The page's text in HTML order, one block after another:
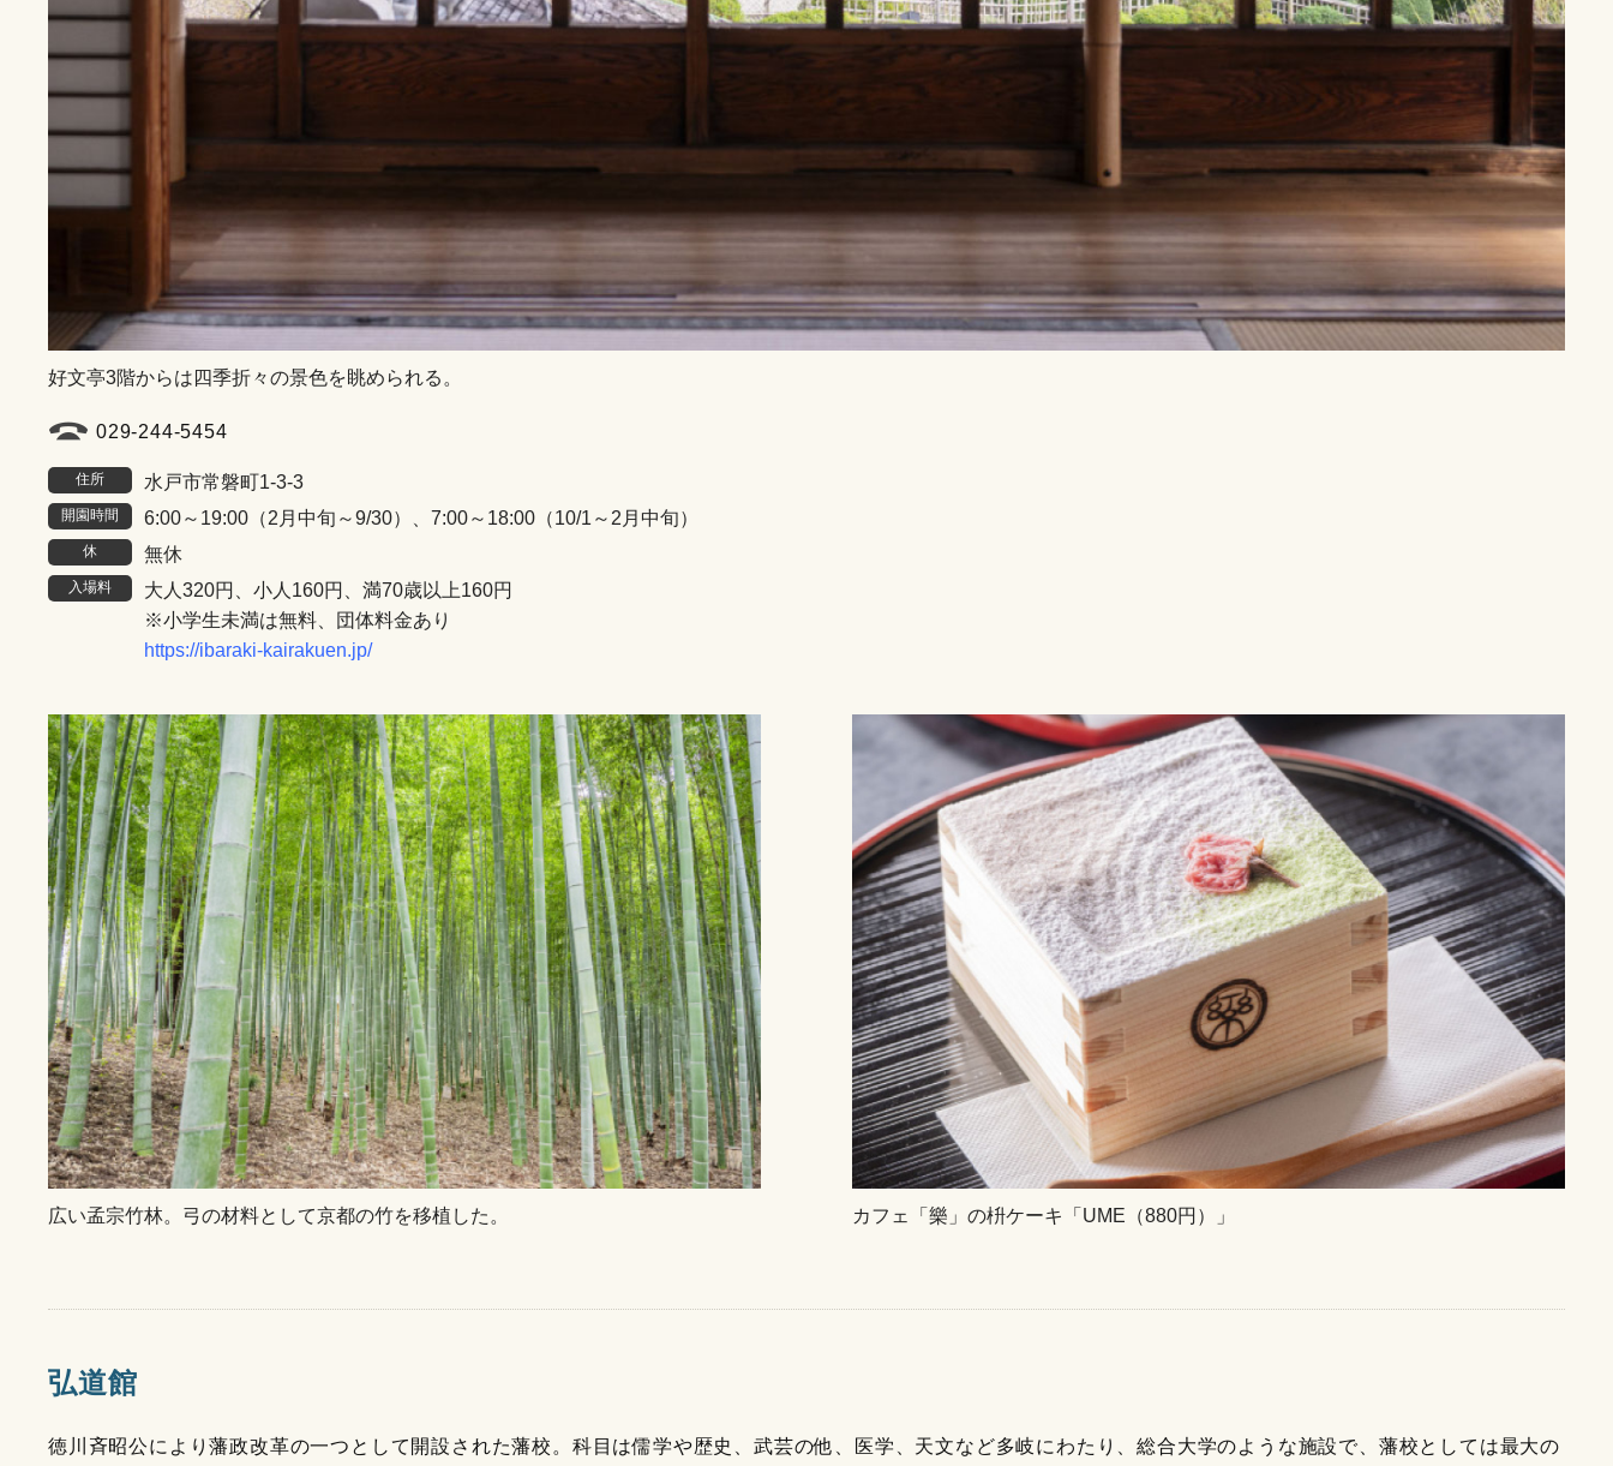
好文亭3階からは四季折々の景色を眺められる。
029-244-5454
住所 水戸市常磐町1-3-3
開園時間 6:00～19:00（2月中旬～9/30）、7:00～18:00（10/1～2月中旬）
休 無休
入場料
大人320円、小人160円、満70歳以上160円
※小学生未満は無料、団体料金あり
https://ibaraki-kairakuen.jp/
広い孟宗竹林。弓の材料として京都の竹を移植した。 カフェ「樂」の枡ケーキ「UME（880円）」
弘道館
徳川斉昭公により藩政改革の一つとして開設された藩校。科目は儒学や歴史、武芸の他、医学、天文など多岐にわたり、総合大学のような施設で、藩校としては最大の